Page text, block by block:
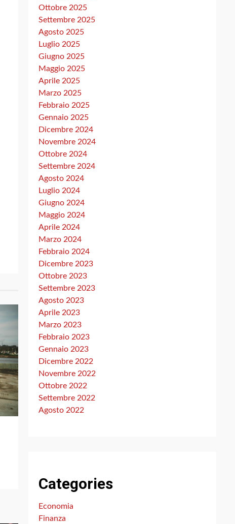
Ottobre 2025
Settembre 2025
Agosto 2025
Luglio 2025
Giugno 2025
Maggio 2025
Aprile 2025
Marzo 2025
Febbraio 2025
Gennaio 2025
Dicembre 2024
Novembre 2024
Ottobre 2024
Settembre 2024
Agosto 2024
Luglio 2024
Giugno 2024
Maggio 2024
Aprile 2024
Marzo 2024
Febbraio 2024
Dicembre 2023
Ottobre 2023
Settembre 2023
Agosto 2023
Aprile 2023
Marzo 2023
Febbraio 2023
Gennaio 2023
Dicembre 2022
Novembre 2022
Ottobre 2022
Settembre 2022
Agosto 2022
Categories
Economia
Finanza